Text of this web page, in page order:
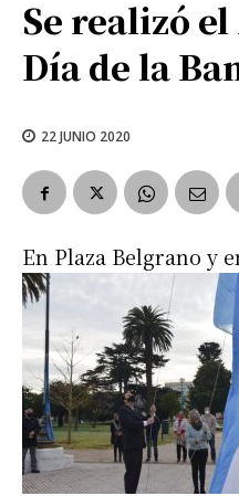
Se realizó
Día de la
22 JUNIO 2020
En Plaza Belgrano y